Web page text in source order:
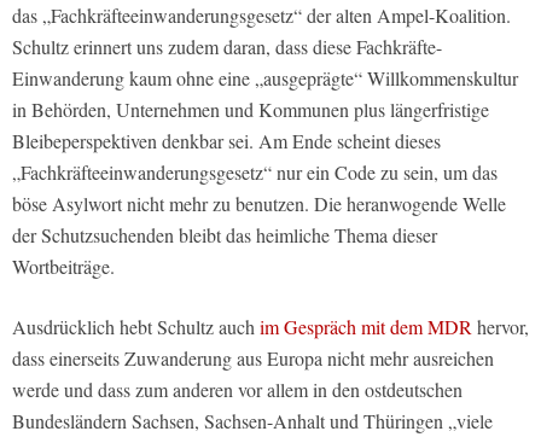
das „Fachkräfteeinwanderungsgesetz“ der alten Ampel-Koalition.
Schultz erinnert uns zudem daran, dass diese Fachkräfte-
Einwanderung kaum ohne eine „ausgeprägte“ Willkommenskultur
in Behörden, Unternehmen und Kommunen plus längerfristige
Bleibeperspektiven denkbar sei. Am Ende scheint dieses
„Fachkräfteeinwanderungsgesetz“ nur ein Code zu sein, um das
böse Asylwort nicht mehr zu benutzen. Die heranwogende Welle
der Schutzsuchenden bleibt das heimliche Thema dieser
Wortbeiträge.
Ausdrücklich hebt Schultz auch im Gespräch mit dem MDR hervor,
dass einerseits Zuwanderung aus Europa nicht mehr ausreichen
werde und dass zum anderen vor allem in den ostdeutschen
Bundesländern Sachsen, Sachsen-Anhalt und Thüringen „viele